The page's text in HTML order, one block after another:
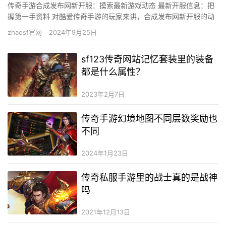
传奇手游合成发布网新开服：摸索最新游戏动态 最新开服信息：把
握第一手资料 对酷爱传奇手游的玩家来讲，合成发布网新开服的动
静无疑是使人兴奋的。这些新开服不但供给了全新的游戏体验，还
zhaosf官网 2024年9月25日
sf123传奇网站记忆套装里的装备
都是什么属性？
2023年2月7日
传奇手游幻境地图不同层数奖励也
不同
2024年1月23日
传奇私服手游里的战士真的是战神
吗
2021年12月13日